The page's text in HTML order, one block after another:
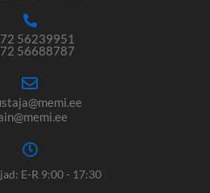
56239951
56688787
E-R 9:00 - 17:30